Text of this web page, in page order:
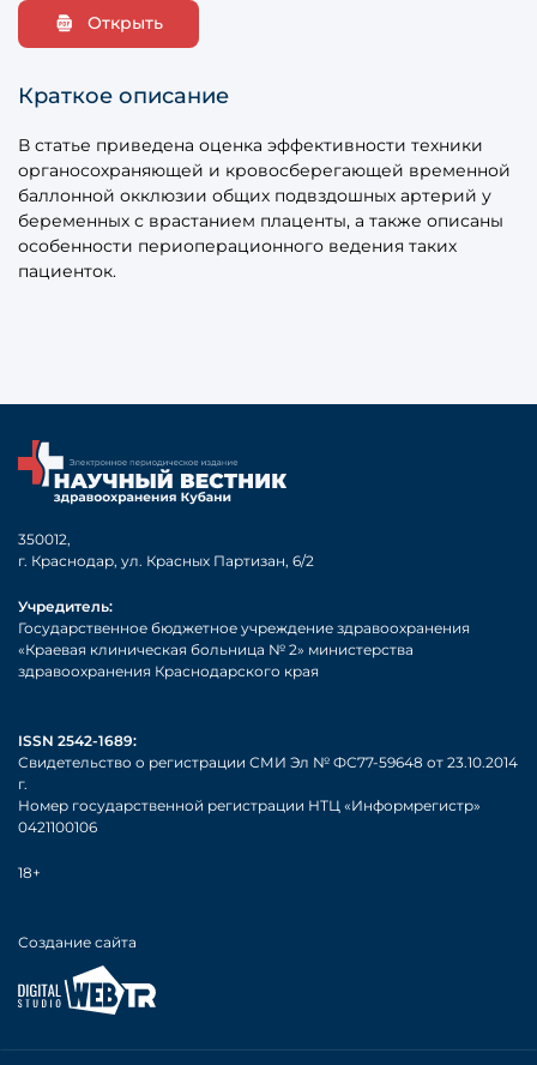
Открыть
Краткое описание
В статье приведена оценка эффективности техники
органосохраняющей и кровосберегающей временной
баллонной окклюзии общих подвздошных артерий у
беременных с врастанием плаценты, а также описаны
особенности периоперационного ведения таких
пациенток.
350012,
г. Краснодар, ул. Красных Партизан, 6/2
Учредитель:
Государственное бюджетное учреждение здравоохранения
«Краевая клиническая больница № 2» министерства
здравоохранения Краснодарского края
ISSN 2542-1689:
Свидетельство о регистрации СМИ Эл № ФС77-59648 от 23.10.2014
г.
Номер государственной регистрации НТЦ «Информрегистр»
0421100106
18+
Создание сайта